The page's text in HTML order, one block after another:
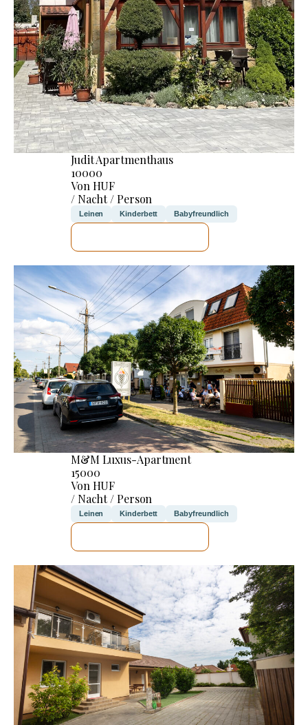
Judit Apartmenthaus
10000
Von HUF
/ Nacht / Person
Leinen Kinderbett Babyfreundlich
M&M Luxus-Apartment
15000
Von HUF
/ Nacht / Person
Leinen Kinderbett Babyfreundlich